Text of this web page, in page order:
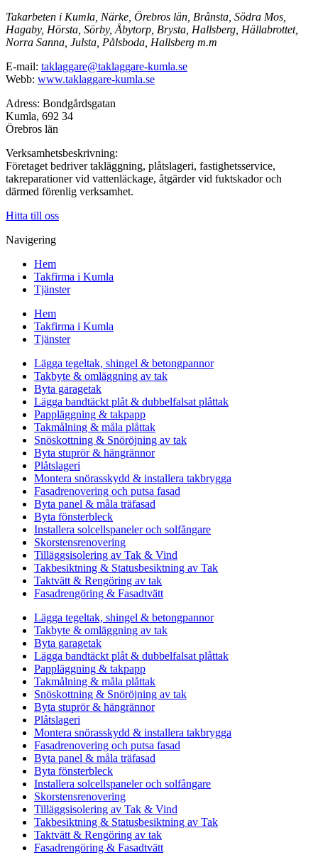
Takarbeten i Kumla, Närke, Örebros län, Brånsta, Södra Mos,
Hagaby, Hörsta, Sörby, Åbytorp, Brysta, Hallsberg, Hällabrottet,
Norra Sanna, Julsta, Pålsboda, Hallsberg m.m
E-mail: taklaggare@taklaggare-kumla.se
Webb: www.taklaggare-kumla.se
Adress: Bondgårdsgatan
Kumla, 692 34
Örebros län
Verksamhetsbeskrivning:
Företaget bedriver takläggning, plåtslageri, fastighetsservice,
takreparationer vid vattenläckage, åtgärder vid fuktskador och
därmed förenlig verksamhet.
Hitta till oss
Navigering
Hem
Takfirma i Kumla
Tjänster
Hem
Takfirma i Kumla
Tjänster
Lägga tegeltak, shingel & betongpannor
Takbyte & omläggning av tak
Byta garagetak
Lägga bandtäckt plåt & dubbelfalsat plåttak
Pappläggning & takpapp
Takmålning & måla plåttak
Snöskottning & Snöröjning av tak
Byta stuprör & hängrännor
Plåtslageri
Montera snörasskydd & installera takbrygga
Fasadrenovering och putsa fasad
Byta panel & måla träfasad
Byta fönsterbleck
Installera solcellspaneler och solfångare
Skorstensrenovering
Tilläggsisolering av Tak & Vind
Takbesiktning & Statusbesiktning av Tak
Taktvätt & Rengöring av tak
Fasadrengöring & Fasadtvätt
Lägga tegeltak, shingel & betongpannor
Takbyte & omläggning av tak
Byta garagetak
Lägga bandtäckt plåt & dubbelfalsat plåttak
Pappläggning & takpapp
Takmålning & måla plåttak
Snöskottning & Snöröjning av tak
Byta stuprör & hängrännor
Plåtslageri
Montera snörasskydd & installera takbrygga
Fasadrenovering och putsa fasad
Byta panel & måla träfasad
Byta fönsterbleck
Installera solcellspaneler och solfångare
Skorstensrenovering
Tilläggsisolering av Tak & Vind
Takbesiktning & Statusbesiktning av Tak
Taktvätt & Rengöring av tak
Fasadrengöring & Fasadtvätt